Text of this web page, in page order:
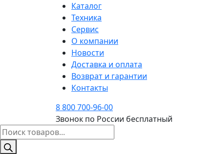
Каталог
Техника
Сервис
О компании
Новости
Доставка и оплата
Возврат и гарантии
Контакты
8 800 700-96-00
Звонок по России бесплатный
Поиск
товаров